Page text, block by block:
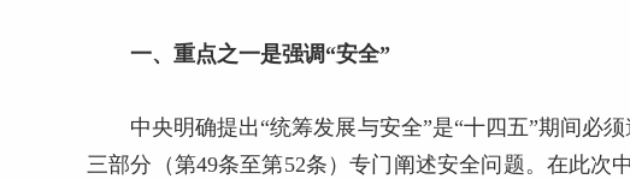
一、重点之一是强调“安全”
中央明确提出“统筹发展与安全”是“十四五”期间必
三部分（第49条至第52条）专门阐述安全问题。在此次